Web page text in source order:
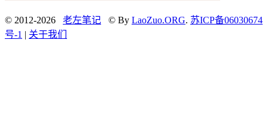
© 2012-2026 老左笔记 © By LaoZuo.ORG. 苏ICP备06030674
号-1 | 关于我们